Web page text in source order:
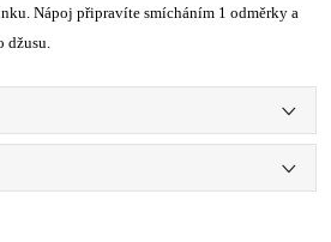
Nápoj připravíte smícháním 1 odměrky a